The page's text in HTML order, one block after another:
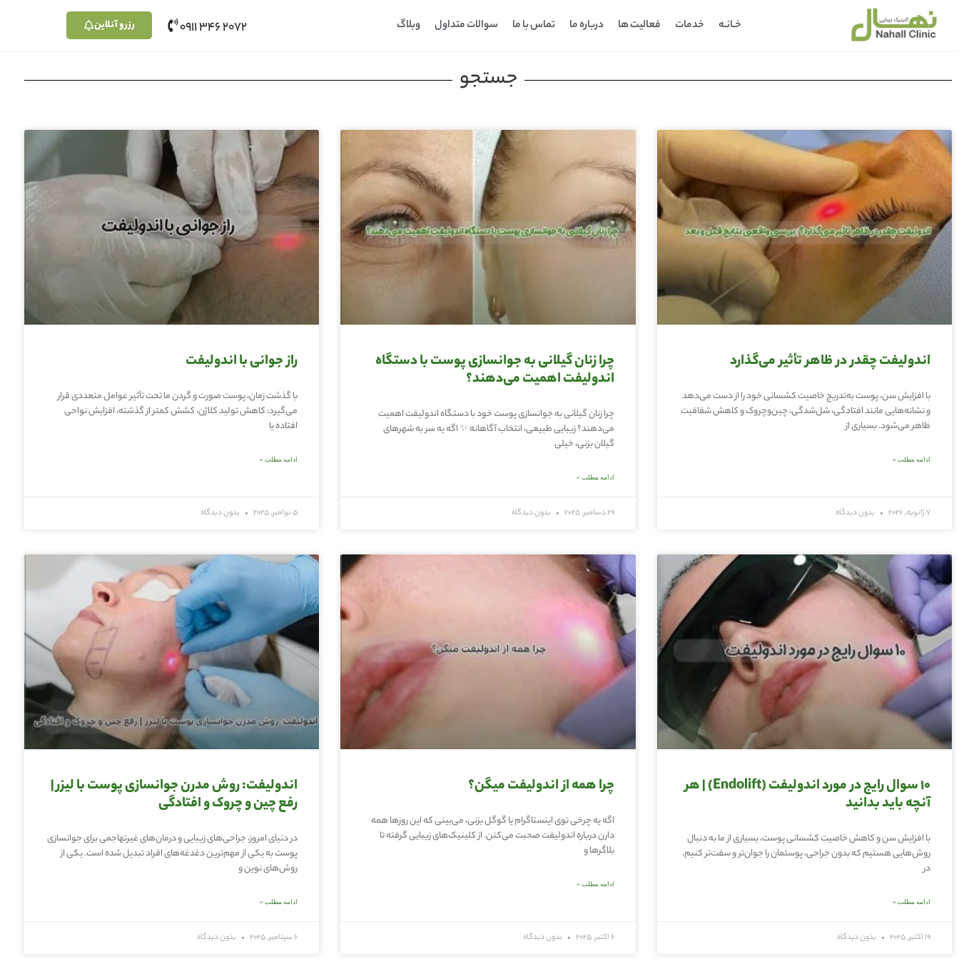
خـانـه خدمات فعالیت ها درباره ما تماس با ما سوالات متداول وبلاگ 2072 346 0911 رزرو آنلاین
جستجو
اندولیفت چقدر در ظاهر تأثیر می‌گذارد
با افزایش سن، پوست به‌تدریج خاصیت کشسانی خود را از دست می‌دهد
و نشانه‌هایی مانند افتادگی، شل‌شدگی، چین‌وچروک و کاهش شفافیت
ظاهر می‌شود. بسیاری از
ادامه مطلب »
7 ژانویه, 2026 بدون دیدگاه
چرا زنان گیلانی به جوانسازی پوست با دستگاه
اندولیفت اهمیت می‌دهند؟
چرا زنان گیلانی به جوانسازی پوست خود با دستگاه اندولیفت اهمیت
می‌دهند؟ زیبایی طبیعی، انتخاب آگاهانه ✨ اگه یه سر به شهرهای
گیلان بزنی، خیلی
ادامه مطلب »
29 دسامبر, 2025 بدون دیدگاه
راز جوانی با اندولیفت
با گذشت زمان، پوست صورت و گردن ما تحت تأثیر عوامل متعددی قرار
می‌گیرد: کاهش تولید کلاژن، کشش کمتر از گذشته، افزایش نواحی
افتاده یا
ادامه مطلب »
5 نوامبر, 2025 بدون دیدگاه
10 سوال رایج در مورد اندولیفت (Endolift) | هر
آنچه باید بدانید
با افزایش سن و کاهش خاصیت کشسانی پوست، بسیاری از ما به دنبال
روش‌هایی هستیم که بدون جراحی، پوستمان را جوان‌تر و سفت‌تر کنیم.
در
ادامه مطلب »
19 اکتبر, 2025 بدون دیدگاه
چرا همه از اندولیفت میگن؟
اگه یه چرخی توی اینستاگرام یا گوگل بزنی، می‌بینی که این روزها همه
دارن درباره اندولیفت صحبت می‌کنن. از کلینیک‌های زیبایی گرفته تا
بلاگرها و
ادامه مطلب »
6 اکتبر, 2025 بدون دیدگاه
اندولیفت: روش مدرن جوانسازی پوست با لیزر |
رفع چین و چروک و افتادگی
در دنیای امروز، جراحی‌های زیبایی و درمان‌های غیرتهاجمی برای جوانسازی
پوست به یکی از مهم‌ترین دغدغه‌های افراد تبدیل شده است. یکی از
روش‌های نوین و
ادامه مطلب »
6 سپتامبر, 2025 بدون دیدگاه